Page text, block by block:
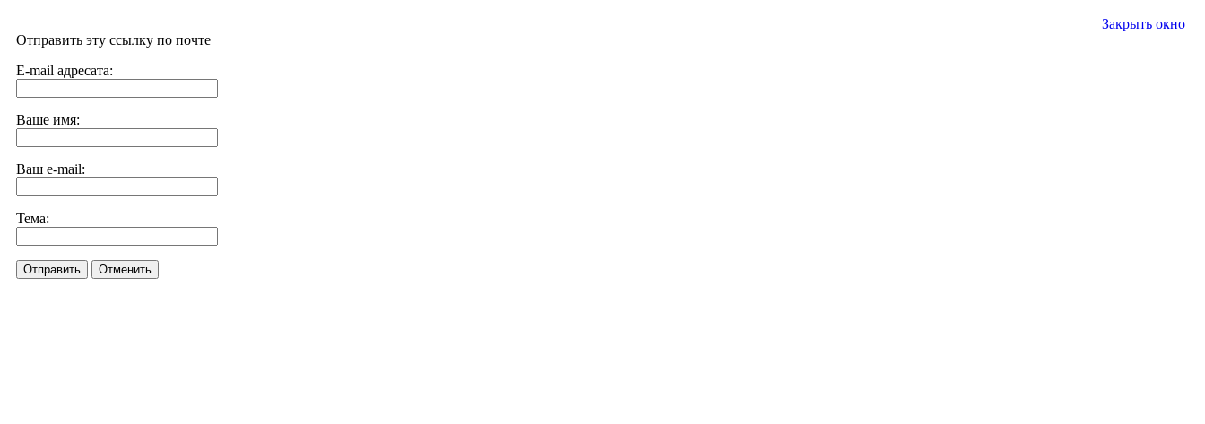
Закрыть окно
Отправить эту ссылку по почте
E-mail адресата:
Ваше имя:
Ваш e-mail:
Тема:
Отправить Отменить